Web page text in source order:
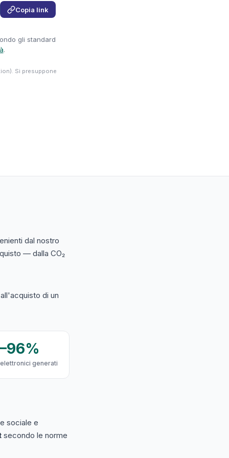
Copia link
gli standard
.
Si presuppone
dal nostro
— dalla CO₂
di un
generati
sociale e
secondo le norme